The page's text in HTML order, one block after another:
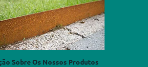
Sobre Os Nossos Produtos